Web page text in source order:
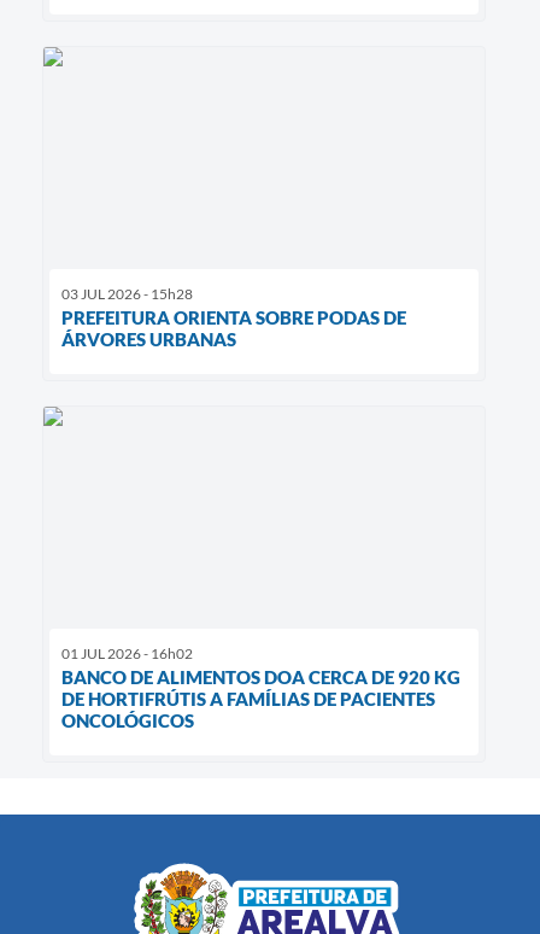
03 JUL 2026 - 15h28
PREFEITURA ORIENTA SOBRE PODAS DE
ÁRVORES URBANAS
01 JUL 2026 - 16h02
BANCO DE ALIMENTOS DOA CERCA DE 920 KG
DE HORTIFRÚTIS A FAMÍLIAS DE PACIENTES
ONCOLÓGICOS